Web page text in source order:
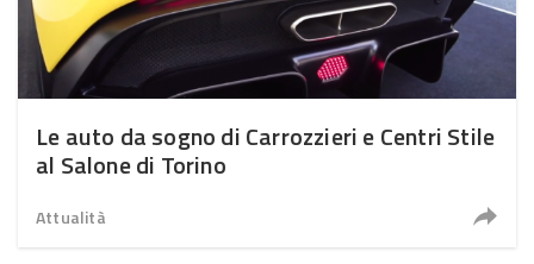
Le auto da sogno di Carrozzieri e Centri Stile
al Salone di Torino
Attualità